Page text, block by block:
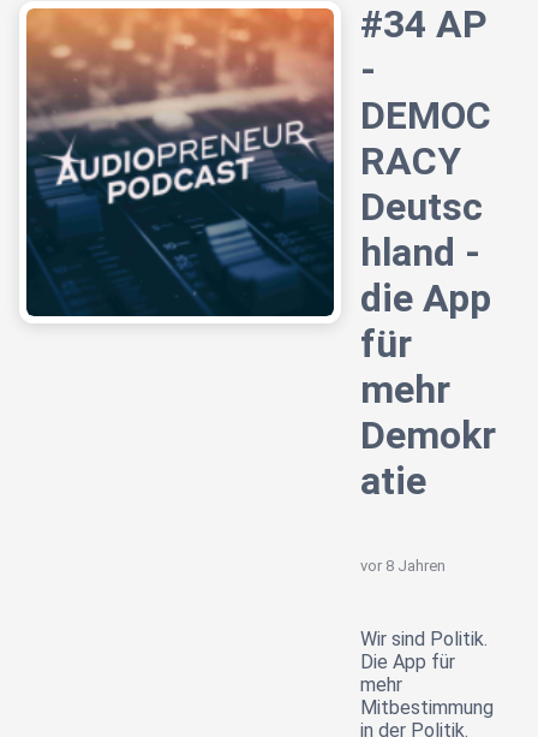
#34 AP
-
DEMOC
RACY
Deutsc
hland -
die App
für
mehr
Demokr
atie
vor 8 Jahren
Wir sind Politik.
Die App für
mehr
Mitbestimmung
in der Politik.